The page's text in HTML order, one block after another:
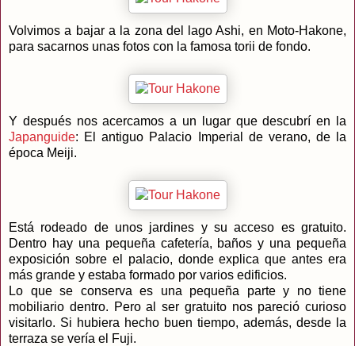
Volvimos a bajar a la zona del lago Ashi, en Moto-Hakone,
para sacarnos unas fotos con la famosa torii de fondo.
Y después nos acercamos a un lugar que descubrí en la
Japanguide: El antiguo Palacio Imperial de verano, de la
época Meiji.
Está rodeado de unos jardines y su acceso es gratuito.
Dentro hay una pequeña cafetería, baños y una pequeña
exposición sobre el palacio, donde explica que antes era
más grande y estaba formado por varios edificios.
Lo que se conserva es una pequeña parte y no tiene
mobiliario dentro. Pero al ser gratuito nos pareció curioso
visitarlo. Si hubiera hecho buen tiempo, además, desde la
terraza se vería el Fuji.